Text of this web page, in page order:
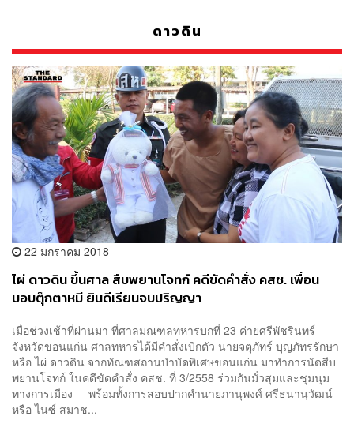
ดาวดิน
22 มกราคม 2018
ไผ่ ดาวดิน ขึ้นศาล สืบพยานโจทก์ คดีขัดคำสั่ง คสช. เพื่อน
มอบตุ๊กตาหมี ยินดีเรียนจบปริญญา
เมื่อช่วงเช้าที่ผ่านมา ที่ศาลมณฑลทหารบกที่ 23 ค่ายศรีพัชรินทร์
จังหวัดขอนแก่น ศาลทหารได้มีคำสั่งเบิกตัว นายจตุภัทร์ บุญภัทรรักษา
หรือ ไผ่ ดาวดิน จากทัณฑสถานบำบัดพิเศษขอนแก่น มาทำการนัดสืบ
พยานโจทก์ ในคดีขัดคำสั่ง คสช. ที่ 3/2558 ร่วมกันมั่วสุมและชุมนุม
ทางการเมือง พร้อมทั้งการสอบปากคำนายภานุพงศ์ ศรีธนานุวัฒน์
หรือ ไนซ์ สมาช...